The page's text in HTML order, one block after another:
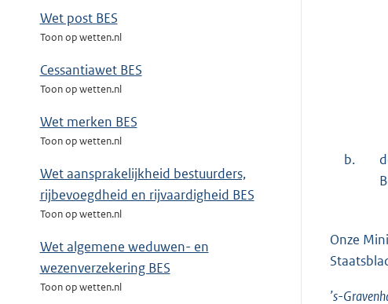
Wet post BES
Toon op wetten.nl
Cessantiawet BES
Toon op wetten.nl
Wet merken BES
Toon op wetten.nl
Wet aansprakelijkheid bestuurders,
rijbevoegdheid en rijvaardigheid BES
Toon op wetten.nl
Wet algemene weduwen- en
wezenverzekering BES
Toon op wetten.nl
b.
Onze
’s-